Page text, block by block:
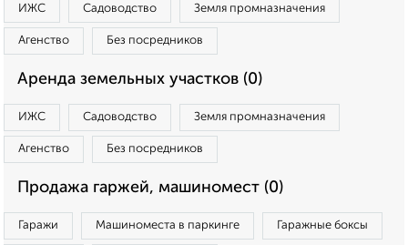
ИЖС Садоводство Земля промназначения
Агенство Без посредников
Аренда земельных участков (0)
ИЖС Садоводство Земля промназначения
Агенство Без посредников
Продажа гаржей, машиномест (0)
Гаражи Машиноместа в паркинге Гаражные боксы